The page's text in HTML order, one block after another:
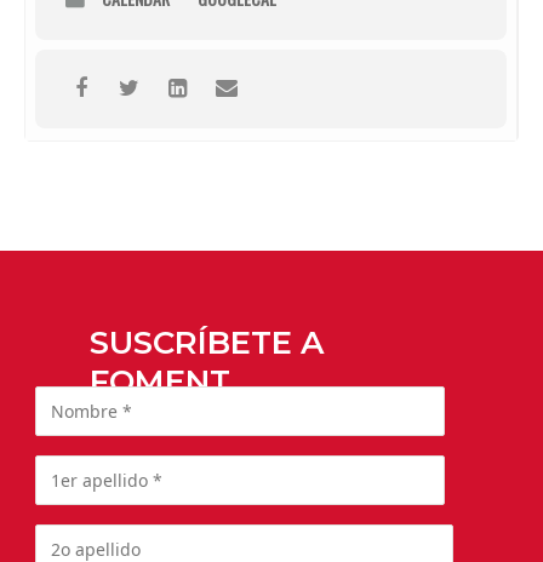
SUSCRÍBETE A
FOMENT